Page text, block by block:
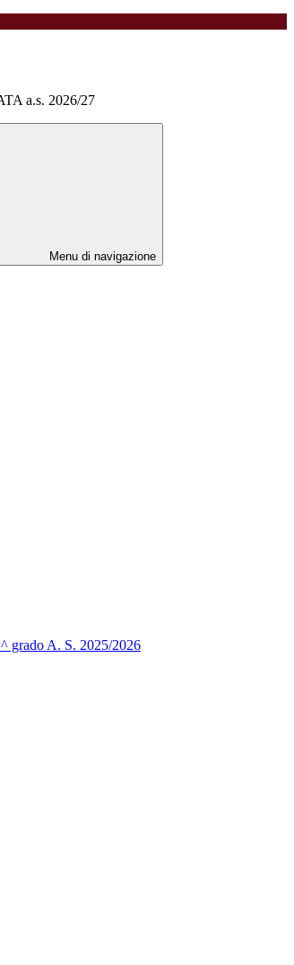
a.s. 2026/27
Menu di navigazione
grado A. S. 2025/2026